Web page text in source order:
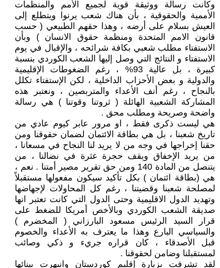
وكانت رسالة ووثيقة قوية لجميع الأمم والمنظمات
الأممية والحقوقية ، بأن هناك شعب يرنوا ويتطلع إلى
العيش بسلام على أرضه ، وهذا حقهم الطبيعي ( حسب
قانون الامم المتحدة ومنظمة حقوق الانسان ) وبأن
الاستفتاء مطلب شعبي بكافة شرائحه ، والإقبال في يوم
الاستفتاء و النتائج التي وصل إليها الشعب الكوردي بنسبة
كبيرة ، بل عالية 93% ، رغم الضغوطات الإقليمية
والدولية و بعض الأحزاب الداخلية ، لكن الإستفتاء تكلل
بالنجاح ، رغم أنف الأعداء والمتربصين ، ونعتبر هذه
المشاركة الشعبية الهائلة ( ثروتنا وقوتنا ) هي رسالة
واضحة وصريحة ومطلب محق .
هي ليست ذكرى فقط ، او مرور عابر كيوم عادي من
تاريخ شعبنا ، بل هي بطاقة الائتمان لضمان حقوقنا ومن
حقنا إخراجها في وجه من لا يريد لنا النجاح في مسعانا ،
من يريد الإخفاق ويقف حجرة عثرة في نضالنا ، من
يتنصل من المادة 140 ومن حق تقرير مصير أمتنا . نعم ،
هي (بطاقة ائتمان ) بكل تأكيد سيكون مفعولها مستقبلاً
لمصلحة شعبنا وقضيتنا ، رغم كل المحاولات لإجهاضها
وتهديد الدول الاقليمية وحتى الدول التي كانت تعتبر انها
صديقة الشعب الكوردي وبالأخص أمريكا للضغط على
قرار السيد الرئيس مسعود البارزاني ( المخضرم )
والسياسي البارع وهذا ما يعترف به الأعداء والخصوم
قبل الأصدقاء ، كان قراره جريء و ذكي وصائب
لمستقبلنا وضامن لحقوقنا .
لقد تشرفت بزيارة إقليم كوردستان وانبهرت ببنائها